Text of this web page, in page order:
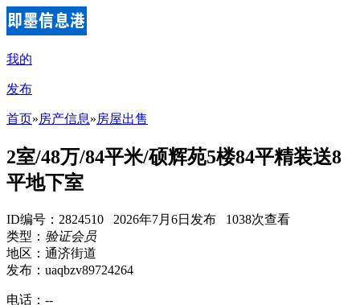
我的
发布
首页»房产信息»房屋出售
2室/48万/84平米/硕辉苑5楼84平精装送8
平地下室
ID编号：2824510 2026年7月6日发布 1038次查看
类型： 验证会员
地区：通济街道
发布：uaqbzv89724264
电话： --